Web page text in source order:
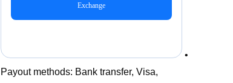
•
Payout methods: Bank transfer, Visa,